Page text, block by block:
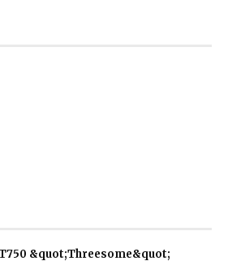
&quot;Threesome&quot;